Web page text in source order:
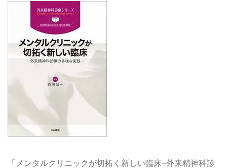
「メンタルクリニックが切拓く新しい臨床−外来精神科診